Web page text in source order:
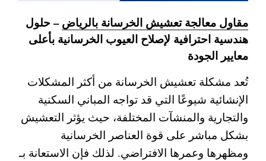
مقاول معالجة تعشيش الخرسانة بالرياض– حلول
هندسية احترافية لإصلاح العيوب الخرسانية بأعلى
معايير الجودة
تُعد مشكلة تعشيش الخرسانة من أكثر المشكلات
الإنشائية شيوعًا التي قد تواجه المباني السكنية
والتجارية والمنشآت المختلفة، حيث يؤثر التعشيش
بشكل مباشر على قوة العناصر الخرسانية
ومظهرها وعمرها الافتراضي. لذلك فإن الاستعانة بـ